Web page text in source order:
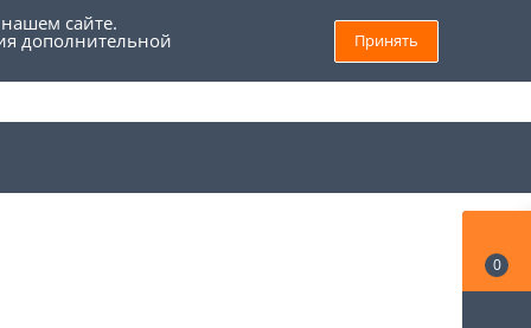
Войти
8 (800) 555 69 93
0
сайте.
дополнительной Принять